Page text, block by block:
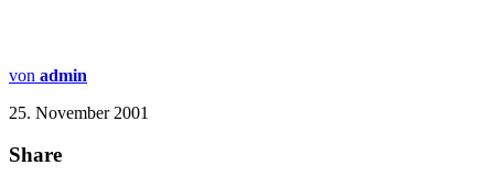
von admin
25. November 2001
Share